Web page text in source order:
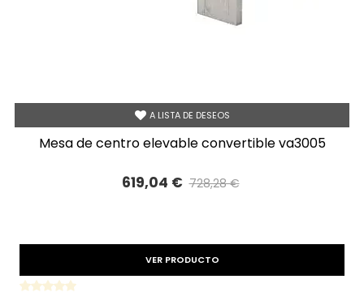
A LISTA DE DESEOS
mesa de centro elevable convertible va3005
619,04 € 728,28 €
VER PRODUCTO